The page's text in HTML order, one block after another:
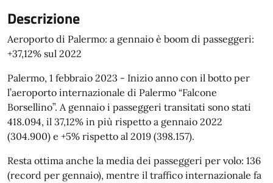
Descrizione
Aeroporto di Palermo: a gennaio è boom di passeggeri:
+37,12% sul 2022
Palermo, 1 febbraio 2023 - Inizio anno con il botto per
l’aeroporto internazionale di Palermo “Falcone
Borsellino”. A gennaio i passeggeri transitati sono stati
418.094, il 37,12% in più rispetto a gennaio 2022
(304.900) e +5% rispetto al 2019 (398.157).
Resta ottima anche la media dei passeggeri per volo: 136
(record per gennaio), mentre il traffico internazionale fa